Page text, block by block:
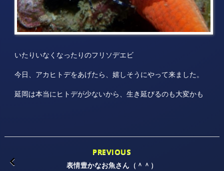
いたりいなくなったりのフリソデエビ
今日、アカヒトデをあげたら、嬉しそうにやって来ました。
延岡は本当にヒトデが少ないから、生き延びるのも大変かも
PREVIOUS
表情豊かなお魚さん（＾＾）